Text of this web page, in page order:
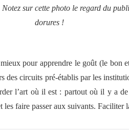
Notez sur cette photo le regard du
dorures !
pour apprendre le goût (le bon
des circuits pré-établis par les
l’art où il est : partout où il y a
les faire passer aux suivants.